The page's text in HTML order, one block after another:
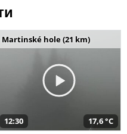
Martinské hole (21 km)
12:30 17,6 °C